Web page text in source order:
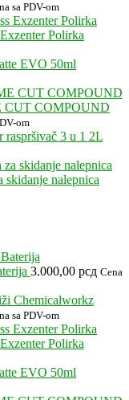
sa PDV-om
Polirka
EVO 50ml
CUT COMPOUND
om
raspršivač 3 u 1 2L
skidanje nalepnica
3.000,00 рсд Cena
Chemicalworkz
sa PDV-om
Polirka
EVO 50ml